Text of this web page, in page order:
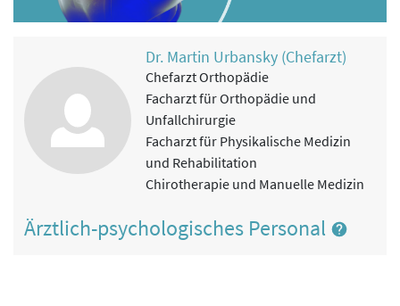
Dr. Martin Urbansky (Chefarzt)
Chefarzt Orthopädie
Facharzt für Orthopädie und
Unfallchirurgie
Facharzt für Physikalische Medizin
und Rehabilitation
Chirotherapie und Manuelle Medizin
Ärztlich-psychologisches Personal